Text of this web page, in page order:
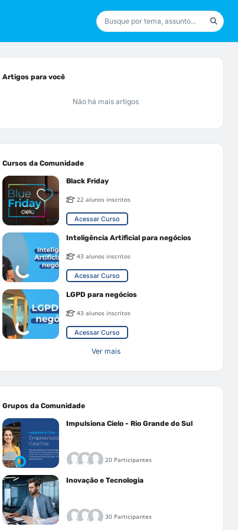
Artigos para você
Não há mais artigos
Cursos da Comunidade
Black Friday
22 alunos inscritos
Acessar Curso
Inteligência Artificial para negócios
43 alunos inscritos
Acessar Curso
LGPD para negócios
43 alunos inscritos
Acessar Curso
Ver mais
Grupos da Comunidade
Impulsiona Cielo - Rio Grande do Sul
20 Participantes
Inovação e Tecnologia
30 Participantes